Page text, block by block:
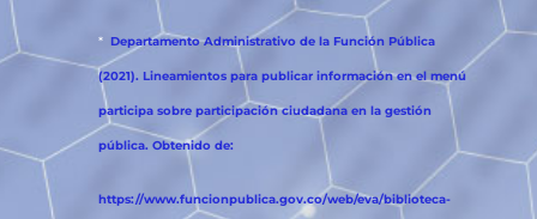
* Departamento Administrativo de la Función Pública
(2021). Lineamientos para publicar información en el menú
participa sobre participación ciudadana en la gestión
pública. Obtenido de:
https://www.funcionpublica.gov.co/web/eva/biblioteca-